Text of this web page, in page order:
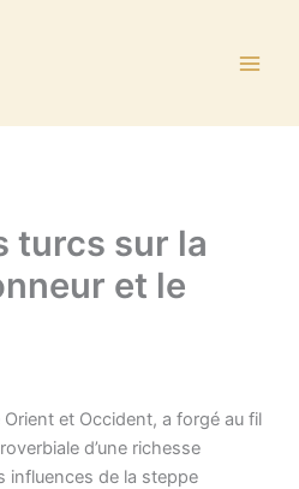
turcs sur la
et le
et Occident, a forgé au fil
d’une richesse
influences de la steppe